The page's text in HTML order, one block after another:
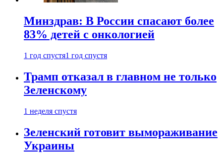
Минздрав: В России спасают более
83% детей с онкологией
1 год спустя1 год спустя
Трамп отказал в главном не только
Зеленскому
1 неделя спустя
Зеленский готовит вымораживание
Украины